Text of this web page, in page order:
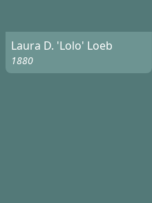
Laura D. 'Lolo' Loeb
1880